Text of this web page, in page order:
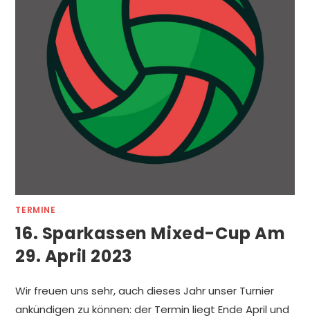
TERMINE
16. Sparkassen Mixed-Cup Am
29. April 2023
Wir freuen uns sehr, auch dieses Jahr unser Turnier
ankündigen zu können: der Termin liegt Ende April und